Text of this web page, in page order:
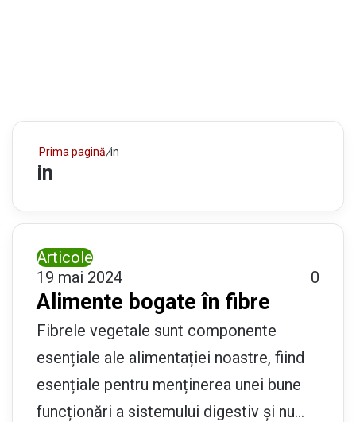
Prima pagină/in
in
Articole
19 mai 2024
0
Alimente bogate în fibre
Fibrele vegetale sunt componente
esențiale ale alimentației noastre, fiind
esențiale pentru menținerea unei bune
funcționări a sistemului digestiv și nu…